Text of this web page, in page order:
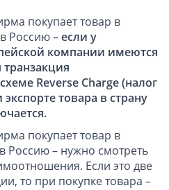
покупает товар в
Россию –если у
компании имеются
Reverse Charge (налог
товара в страну
покупает товар в
Россию – нужно смотреть
Если это две
то при покупке товара –